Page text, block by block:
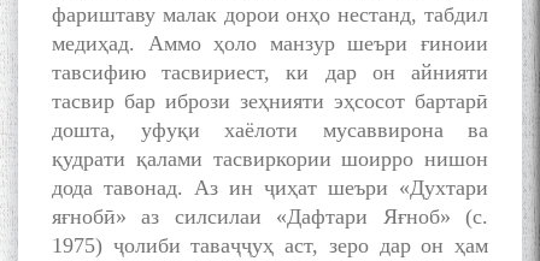
фариштаву малак дорои онҳо нестанд, табдил
медиҳад. Аммо ҳоло манзур шеъри ғиноии
тавсифию тасвириест, ки дар он айнияти
тасвир бар ибрози зеҳнияти эҳсосот бартарӣ
дошта, уфуқи хаёлоти мусаввирона ва
қудрати қалами тасвиркории шоирро нишон
дода тавонад. Аз ин ҷиҳат шеъри «Духтари
яғнобӣ» аз силсилаи «Дафтари Яғноб» (с.
1975) ҷолиби таваҷҷуҳ аст, зеро дар он ҳам